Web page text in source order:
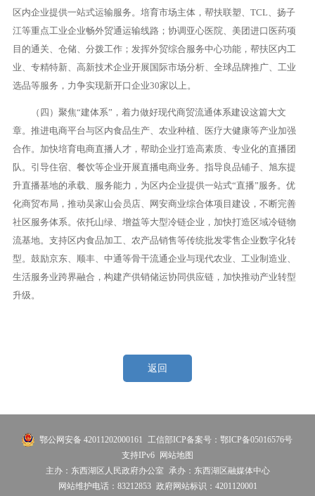
区内企业提供一站式运输服务。培育市场主体，帮扶联塑、TCL、扬子
江等重点工业企业畅外贸通运输线路；协调亚心医院、美团进口医药项
目的通关、仓储、分拨工作；发挥外贸综合服务中心功能，帮扶区内工
业、专精特新、高新技术企业开展国际市场分析、全球品牌推广、工业
选品等服务，力争实现新开口企业30家以上。
（四）聚焦“建体系”，着力做好现代商贸流通体系建设这篇大文
章。推进电商平台与区内食品生产、农业种植、医疗大健康等产业加强
合作。加快培育电商直播人才，帮助企业打造高素质、专业化的直播团
队。引导住宿、餐饮等企业开展直播电商业务。指导良品铺子、旭东提
升直播基地的承载、服务能力，为区内企业提供一站式“直播”服务。优
化商贸布局，推动吴家山会员店、网安商业综合体项目建设，不断完善
社区服务体系。依托山绿、增益等大型冷链企业，加快打造区域冷链物
流基地。支持区内食品加工、农产品销售等传统批发零售企业数字化转
型。鼓励京东、顺丰、中通等骨干流通企业与现代农业、工业制造业、
生活服务业跨界融合，构建产供销储运协同供应链，加快推动产业转型
升级。
返回
鄂公网安备 42011202000161
工信部ICP备案号：鄂ICP备05016576号
支持IPv6 网站地图
主办：东西湖区人民政府办公室
承办：东西湖区融媒体中心
网站维护电话：83212853 政府网站标识：4201120001